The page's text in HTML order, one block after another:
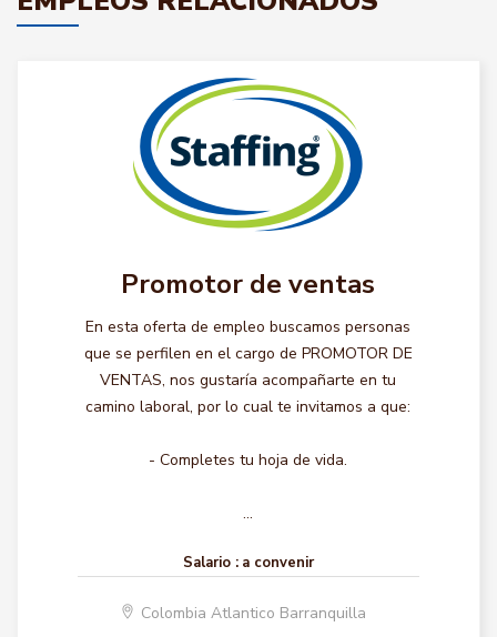
Promotor de ventas
En esta oferta de empleo buscamos personas
que se perfilen en el cargo de PROMOTOR DE
VENTAS, nos gustaría acompañarte en tu
camino laboral, por lo cual te invitamos a que:
- Completes tu hoja de vida.
...
Salario : a convenir
Colombia Atlantico Barranquilla